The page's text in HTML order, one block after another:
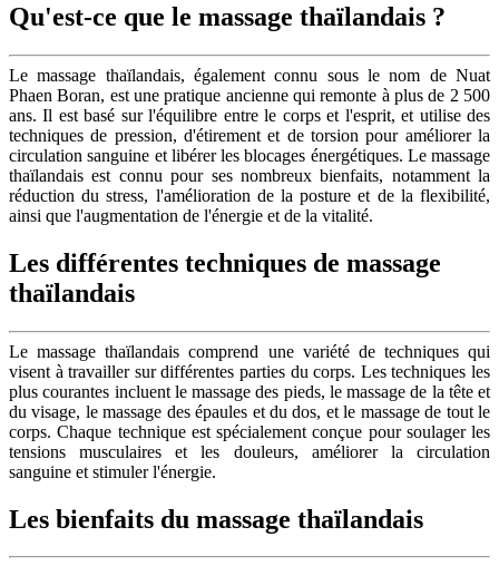
Qu'est-ce que le massage thaïlandais ?
Le massage thaïlandais, également connu sous le nom de Nuat
Phaen Boran, est une pratique ancienne qui remonte à plus de 2 500
ans. Il est basé sur l'équilibre entre le corps et l'esprit, et utilise des
techniques de pression, d'étirement et de torsion pour améliorer la
circulation sanguine et libérer les blocages énergétiques. Le massage
thaïlandais est connu pour ses nombreux bienfaits, notamment la
réduction du stress, l'amélioration de la posture et de la flexibilité,
ainsi que l'augmentation de l'énergie et de la vitalité.
Les différentes techniques de massage
thaïlandais
Le massage thaïlandais comprend une variété de techniques qui
visent à travailler sur différentes parties du corps. Les techniques les
plus courantes incluent le massage des pieds, le massage de la tête et
du visage, le massage des épaules et du dos, et le massage de tout le
corps. Chaque technique est spécialement conçue pour soulager les
tensions musculaires et les douleurs, améliorer la circulation
sanguine et stimuler l'énergie.
Les bienfaits du massage thaïlandais